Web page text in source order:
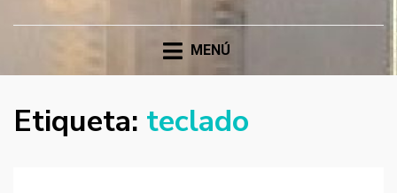
MENÚ
Etiqueta: teclado